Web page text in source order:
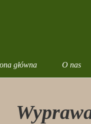
główna O nas